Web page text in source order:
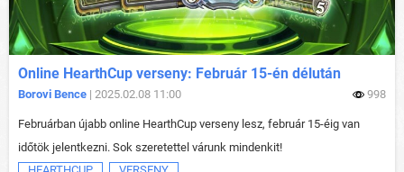
Online HearthCup verseny: Február 15-én délután
Borovi Bence | 2025.02.08 11:00 998
Februárban újabb online HearthCup verseny lesz, február 15-éig van
időtök jelentkezni. Sok szeretettel várunk mindenkit!